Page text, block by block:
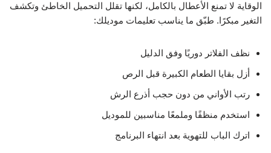
الوقاية لا تمنع الأعطال بالكامل، لكنها تقلل التحميل الخاطئ وتكشف
التغير مبكرًا. طبّق ما يناسب تعليمات موديلك:
نظف الفلاتر دوريًا وفق الدليل
أزل بقايا الطعام الكبيرة قبل الرص
رتب الأواني من دون حجب أذرع الرش
استخدم منظفًا وملمعًا مناسبين للموديل
اترك الباب للتهوية بعد انتهاء البرنامج